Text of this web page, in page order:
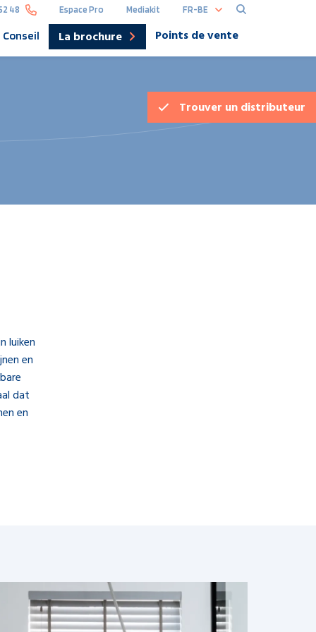
Trouver undistributeur
48 Espace Pro Mediakit FR-BE
Conseil La brochure Points de vente
luiken
en
dat
en